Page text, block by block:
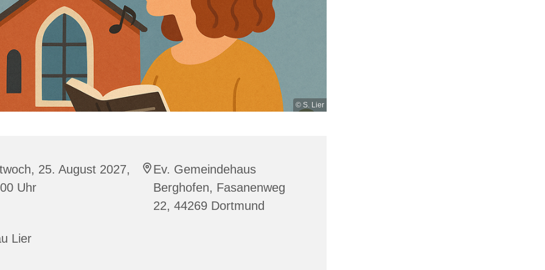
© S. Lier
25. August 2027,
Uhr
Ev. Gemeindehaus
Berghofen, Fasanenweg
22, 44269 Dortmund
Lier